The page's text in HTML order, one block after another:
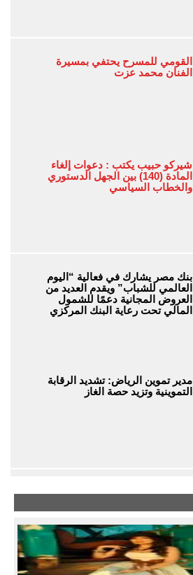
القومي للمسرح يحتفي بمسيرة
الفنان محمد عزت
شيركو حبيب يكتب : دعوات إلغاء
المادة (140) بين الجهل الدستوري
والخطاب السياسي
بنك مصر يشارك في فعالية “اليوم
العالمي للشباب” ويقدم العديد من
العروض المجانية دعمًا للشمول
المالي تحت رعاية البنك المركزي
مدير تموين الرياض: تشديد الرقابة
التموينية وتزيد حصة الغاز